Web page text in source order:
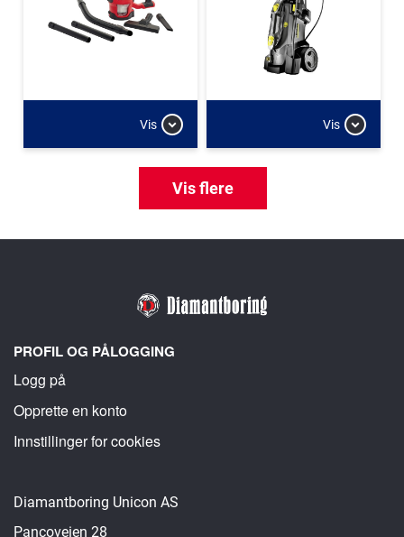
Vis Vis
Vis flere
PROFIL OG PÅLOGGING
Logg på
Opprette en konto
Innstillinger for cookies
Diamantboring Unicon AS
Pancoveien 28